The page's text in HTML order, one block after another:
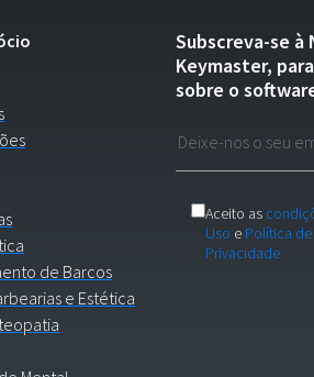
de Barcos
e Estética
Subscreva-se
Keymaster,
sobre o
Aceito as
Uso e Política de
Privacidade